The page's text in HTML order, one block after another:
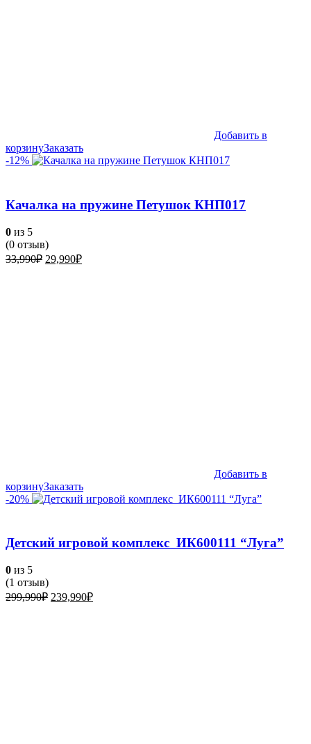
Добавить в
корзинуЗаказать
-12%
Качалка на пружине Петушок КНП017
0 из 5
(0 отзыв)
33,990₽ Первоначальная
29,990₽Текущая
Добавить в
корзинуЗаказать
-20%
Детский игровой комплекс ИК600111 “Луга”
0 из 5
(1 отзыв)
299,990₽ Первоначальная
239,990₽Текущая